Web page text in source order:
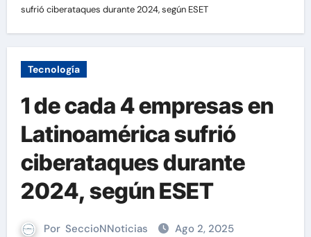
sufrió ciberataques durante 2024, según ESET
Tecnología
1 de cada 4 empresas en
Latinoamérica sufrió
ciberataques durante
2024, según ESET
Por SeccioNNoticias Ago 2, 2025